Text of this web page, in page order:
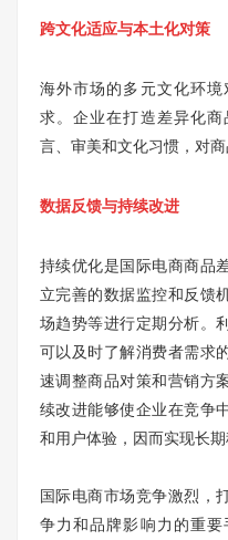
跨文化适应与本土化对策
海外市场的多元文化环
求。企业在打造差异化
言、审美和文化习惯，对
数据反馈与持续改进
持续优化是国际电商商品
立完善的数据监控和反馈
场趋势等进行定期分析。
可以及时了解消费者需求
速调整商品对策和营销方
续改进能够使企业在竞争
和用户体验，因而实现长期
国际电商市场竞争激烈，
争力和品牌影响力的重